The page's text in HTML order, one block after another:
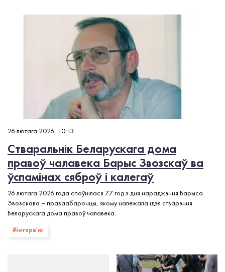
#Права на абарону
#аналітычныя агляды
#Human Constanta #Lawtrend
#Прававая ініцыятыва #Беларускі ПЭН
#умацаванне патэнцыялу #RSF
#OMCT #АБСЕ
#Міжнародныя навіны #Human Rights Watch
#катаванні
#свабода сходаў #свабода слова
#справядлівы суд #адвакатура
#Front Line Defenders #Amnesty International
#Анаiс Марын #палiтвязнi
26 лютага 2026, 10:13
Стваральнік Беларускага дома
правоў чалавека Барыс Звозскаў ва
ўспамінах сяброў і калегаў
26 лютага 2026 года споўнілася 77 год з дня нараджэння Барыса
Звозскава – праваабаронцы, якому належала ідэя стварэння
Беларускага дома правоў чалавека.
#інтэрв'ю